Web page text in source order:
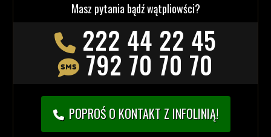
Masz pytania bądź wątpliowści?
222 44 22 45
792 70 70 70
POPROŚ O KONTAKT Z INFOLINIĄ!